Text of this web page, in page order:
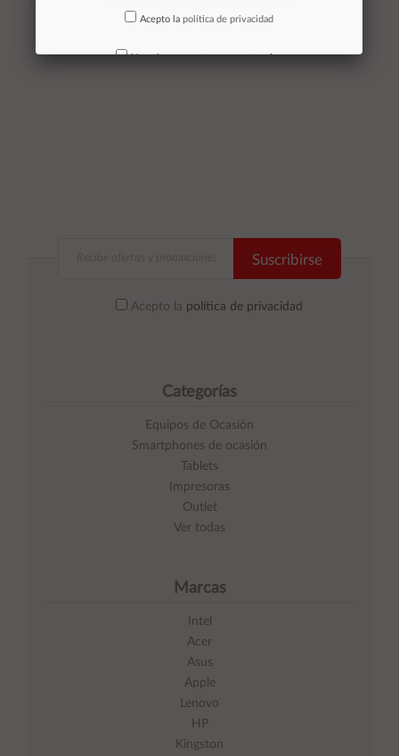
Suscribirse
Acepto la política de privacidad
Categorías
Equipos de Ocasión
Smartphones de ocasión
Tablets
Impresoras
Outlet
Ver todas
Marcas
Intel
Acer
Asus
Apple
Lenovo
HP
Kingston
Acepto la política de privacidad
No volver a mostrar mas este aviso